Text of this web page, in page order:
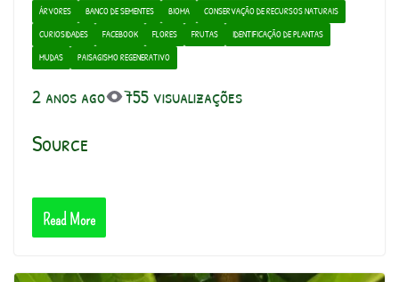
ÁRVORES BANCO DE SEMENTES BIOMA
CONSERVAÇÃO DE RECURSOS NATURAIS
CURIOSIDADES
FACEBOOK FLORES FRUTAS
IDENTIFICAÇÃO DE PLANTAS
MUDAS
PAISAGISMO REGENERATIVO
2 anos ago 755 visualizações
Source
Read More